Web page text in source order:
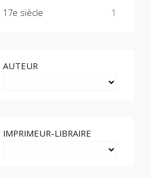
17e siècle
1
AUTEUR
IMPRIMEUR-LIBRAIRE